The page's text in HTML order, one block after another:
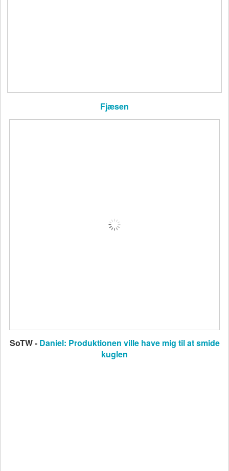
Fjæsen
SoTW - Daniel: Produktionen ville have mig til at smide
kuglen